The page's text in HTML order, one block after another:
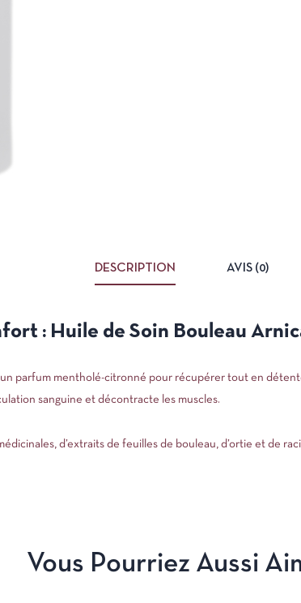
DESCRIPTION AVIS (0)
: Huile de Soin Bouleau
parfum mentholé-citronné pour récupérer tout en
sanguine et décontracte les muscles.
d’extraits de feuilles de bouleau, d’ortie et de
Vous Pourriez Aussi